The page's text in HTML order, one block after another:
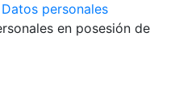
personales
en posesión de